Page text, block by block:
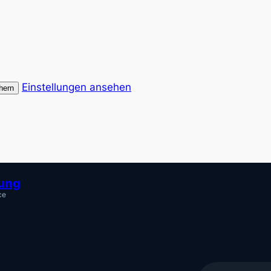
Einstellungen ansehen